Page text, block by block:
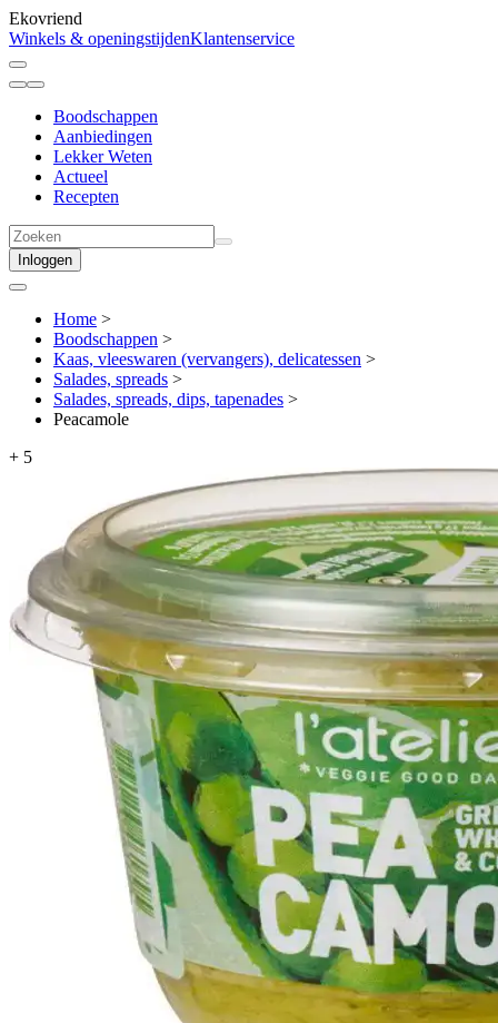
Ekovriend
Winkels & openingstijdenKlantenservice
Boodschappen
Aanbiedingen
Lekker Weten
Actueel
Recepten
Inloggen
Home >
Boodschappen >
Kaas, vleeswaren (vervangers), delicatessen >
Salades, spreads >
Salades, spreads, dips, tapenades >
Peacamole
+ 5